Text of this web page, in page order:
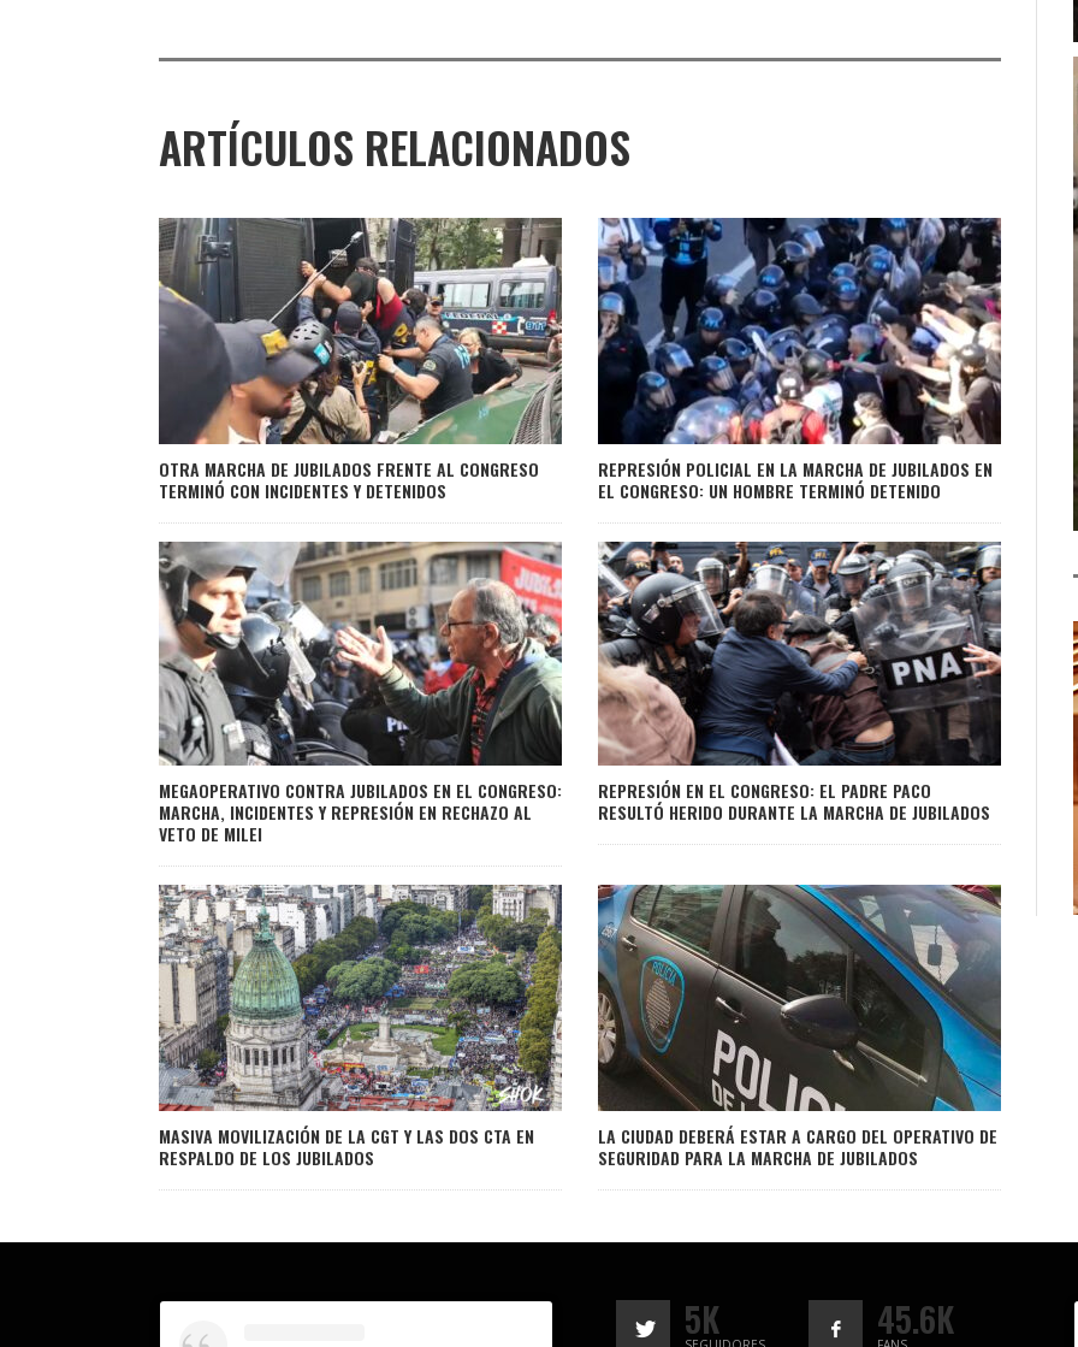
ARTÍCULOS RELACIONADOS
OTRA MARCHA DE JUBILADOS FRENTE AL CONGRESO
TERMINÓ CON INCIDENTES Y DETENIDOS
REPRESIÓN POLICIAL EN LA MARCHA DE JUBILADOS EN
EL CONGRESO: UN HOMBRE TERMINÓ DETENIDO
MEGAOPERATIVO CONTRA JUBILADOS EN EL CONGRESO:
MARCHA, INCIDENTES Y REPRESIÓN EN RECHAZO AL
VETO DE MILEI
REPRESIÓN EN EL CONGRESO: EL PADRE PACO
RESULTÓ HERIDO DURANTE LA MARCHA DE JUBILADOS
MASIVA MOVILIZACIÓN DE LA CGT Y LAS DOS CTA EN
RESPALDO DE LOS JUBILADOS
LA CIUDAD DEBERÁ ESTAR A CARGO DEL OPERATIVO DE
SEGURIDAD PARA LA MARCHA DE JUBILADOS
5K 45.6K